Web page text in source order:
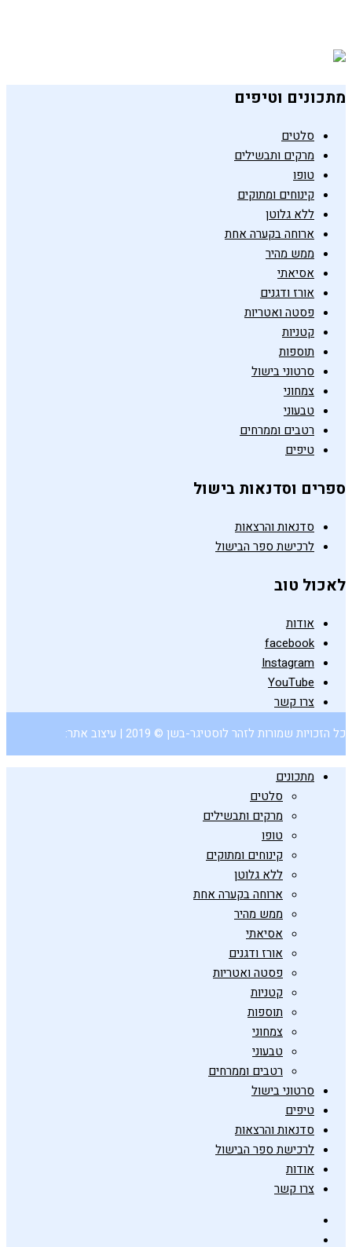
מתכונים וטיפים
סלטים
מרקים ותבשילים
טופו
קינוחים ומתוקים
ללא גלוטן
ארוחה בקערה אחת
ממש מהיר
אסיאתי
אורז ודגנים
פסטה ואטריות
קטניות
תוספות
סרטוני בישול
צמחוני
טבעוני
רטבים וממרחים
טיפים
ספרים וסדנאות בישול
סדנאות והרצאות
לרכישת ספר הבישול
לאכול טוב
אודות
facebook
Instagram
YouTube
צרו קשר
כל הזכויות שמורות לזהר לוסטיגר-בשן © 2019 | עיצוב אתר:
מתכונים
סלטים
מרקים ותבשילים
טופו
קינוחים ומתוקים
ללא גלוטן
ארוחה בקערה אחת
ממש מהיר
אסיאתי
אורז ודגנים
פסטה ואטריות
קטניות
תוספות
צמחוני
טבעוני
רטבים וממרחים
סרטוני בישול
טיפים
סדנאות והרצאות
לרכישת ספר הבישול
אודות
צרו קשר